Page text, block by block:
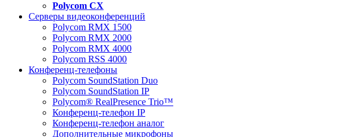
Polycom CX
Серверы видеоконференций
Polycom RMX 1500
Polycom RMX 2000
Polycom RMX 4000
Polycom RSS 4000
Конференц-телефоны
Polycom SoundStation Duo
Polycom SoundStation IP
Polycom® RealPresence Trio™
Конференц-телефон IP
Конференц-телефон аналог
Дополнительные микрофоны